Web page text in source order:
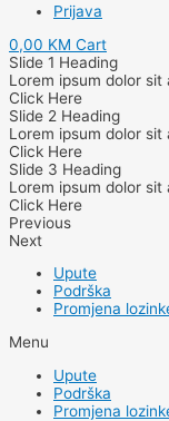
Prijava
0,00 KM Cart
Slide 1 Heading
Lorem ipsum dolor
Click Here
Slide 2 Heading
Lorem ipsum dolor
Click Here
Slide 3 Heading
Lorem ipsum dolor
Click Here
Previous
Next
Upute
Podrška
Promjena
Menu
Upute
Podrška
Promjena